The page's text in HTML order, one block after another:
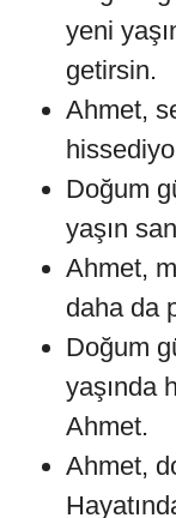
yeni
getirsin.
Ahmet,
Doğum
yaşın
Ahmet,
daha da
Doğum
yaşında
Ahmet.
Ahmet,